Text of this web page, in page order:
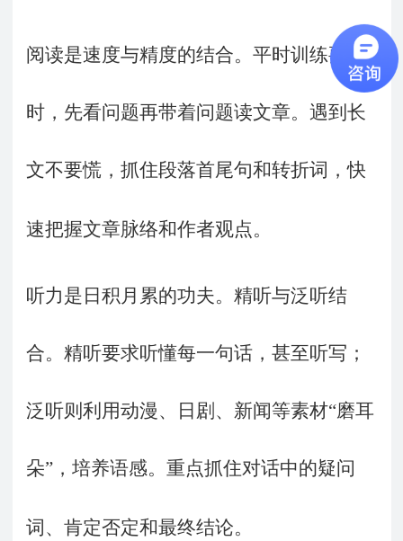
阅读是速度与精度的结合。平时训练要限
时，先看问题再带着问题读文章。遇到长
文不要慌，抓住段落首尾句和转折词，快
速把握文章脉络和作者观点。
听力是日积月累的功夫。精听与泛听结
合。精听要求听懂每一句话，甚至听写；
泛听则利用动漫、日剧、新闻等素材“磨耳
朵”，培养语感。重点抓住对话中的疑问
词、肯定否定和最终结论。